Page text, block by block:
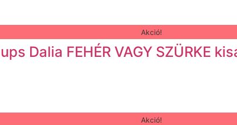
Akció!
Dalia FEHÉR VAGY SZÜRKE
Akció!